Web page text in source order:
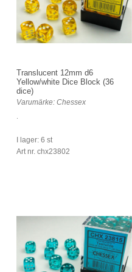
Translucent 12mm d6
Yellow/white Dice Block (36
dice)
Varumärke: Chessex
I lager: 6 st
Art nr. chx23802